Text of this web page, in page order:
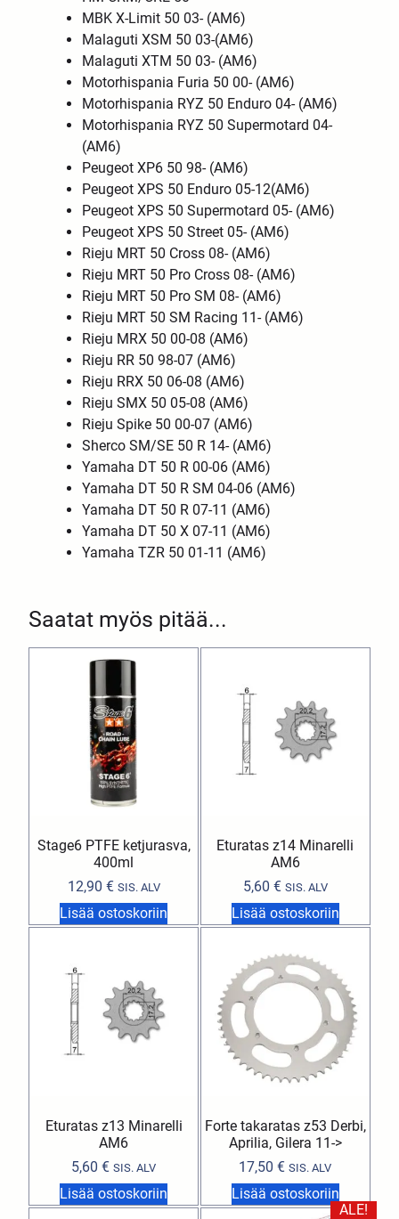
Saatat myös pitää...
Stage6 PTFE ketjurasva,
400ml
12,90 € SIS. ALV
Lisää ostoskoriin
Eturatas z14 Minarelli
AM6
5,60 € SIS. ALV
Lisää ostoskoriin
Eturatas z13 Minarelli
AM6
5,60€ SIS. ALV
Lisää ostoskoriin
Forte takaratas z53 Derbi,
Aprilia, Gilera 11->
17,50€ SIS. ALV
Lisää ostoskoriin
ALE!
MBK X-Limit 50 03- (AM6)
Malaguti XSM 50 03-(AM6)
Malaguti XTM 50 03- (AM6)
Motorhispania Furia 50 00- (AM6)
Motorhispania RYZ 50 Enduro 04- (AM6)
Motorhispania RYZ 50 Supermotard 04-
(AM6)
Peugeot XP6 50 98- (AM6)
Peugeot XPS 50 Enduro 05-12(AM6)
Peugeot XPS 50 Supermotard 05- (AM6)
Peugeot XPS 50 Street 05- (AM6)
Rieju MRT 50 Cross 08- (AM6)
Rieju MRT 50 Pro Cross 08- (AM6)
Rieju MRT 50 Pro SM 08- (AM6)
Rieju MRT 50 SM Racing 11- (AM6)
Rieju MRX 50 00-08 (AM6)
Rieju RR 50 98-07 (AM6)
Rieju RRX 50 06-08 (AM6)
Rieju SMX 50 05-08 (AM6)
Rieju Spike 50 00-07 (AM6)
Sherco SM/SE 50 R 14- (AM6)
Yamaha DT 50 R 00-06 (AM6)
Yamaha DT 50 R SM 04-06 (AM6)
Yamaha DT 50 R 07-11 (AM6)
Yamaha DT 50 X 07-11 (AM6)
Yamaha TZR 50 01-11 (AM6)